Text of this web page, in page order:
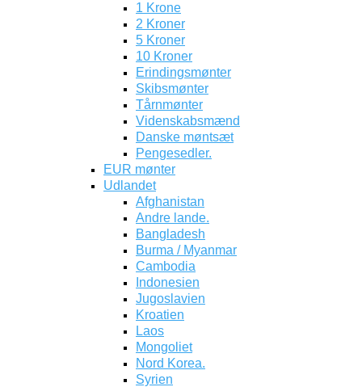
1 Krone
2 Kroner
5 Kroner
10 Kroner
Erindingsmønter
Skibsmønter
Tårnmønter
Videnskabsmænd
Danske møntsæt
Pengesedler.
EUR mønter
Udlandet
Afghanistan
Andre lande.
Bangladesh
Burma / Myanmar
Cambodia
Indonesien
Jugoslavien
Kroatien
Laos
Mongoliet
Nord Korea.
Syrien